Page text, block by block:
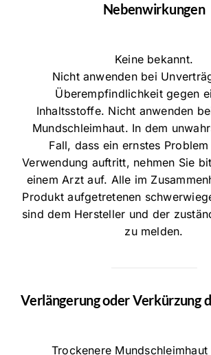
Nebenwirkungen
Keine bekannt.
Nicht anwenden bei
Überempfindlichkeit gegen
Inhaltsstoffe. Nicht anwenden
Mundschleimhaut. In dem
Fall, dass ein ernstes
Verwendung auftritt, nehmen Sie
einem Arzt auf. Alle im
Produkt aufgetretenen
sind dem Hersteller und der
zu melden.
Verlängerung oder Verkürzung
Trockenere